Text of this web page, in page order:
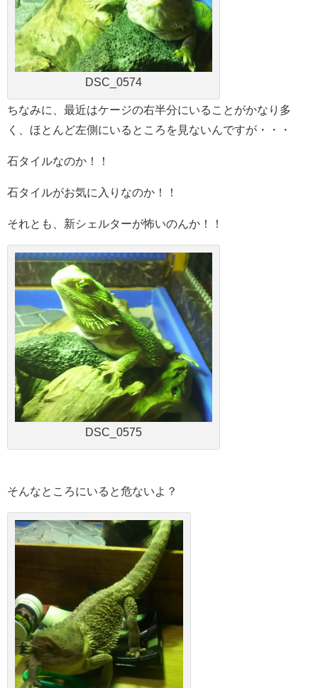
DSC_0574
ちなみに、最近はケージの右半分にいることがかなり多
く、ほとんど左側にいるところを見ないんですが・・・
石タイルなのか！！
石タイルがお気に入りなのか！！
それとも、新シェルターが怖いのんか！！
DSC_0575
そんなところにいると危ないよ？